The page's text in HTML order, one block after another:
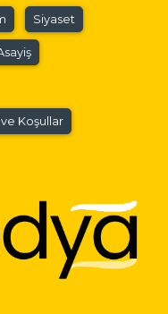
Siyaset
Koşullar